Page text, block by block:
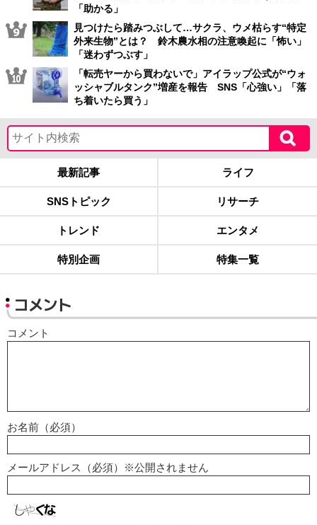
「助かる」
見つけたら踏みつぶして…サクラ、ウメ枯らす“特定
外来生物”とは？ 鈴木農水相の注意喚起に「怖い」
「迷わずつぶす」
「転売ヤーから買わないで」アイラップ公式が“ウォ
ッシャブルタンク”増産を報告 SNS「心強い」「落
ち着いたら買う」
最新記事 ライフ
SNSトピック リサーチ
トレンド エンタメ
特別企画 特集一覧
コメント
コメント
お名前（必須）
メールアドレス（必須）※公開されません